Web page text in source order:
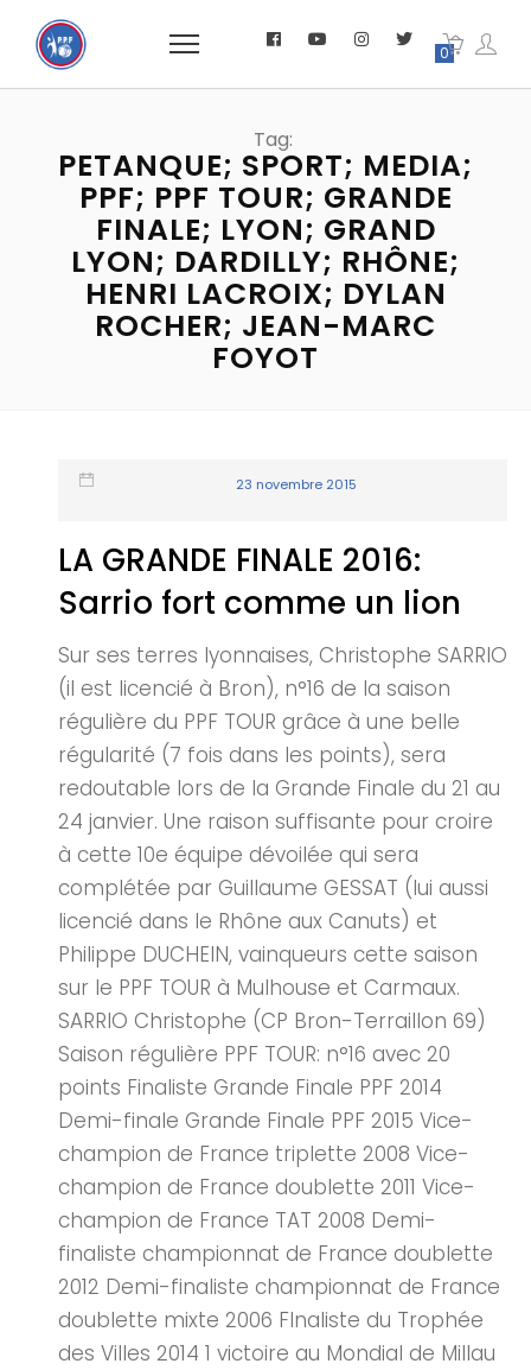
0
Tag:
PETANQUE; SPORT; MEDIA;
PPF; PPF TOUR; GRANDE
FINALE; LYON; GRAND
LYON; DARDILLY; RHÔNE;
HENRI LACROIX; DYLAN
ROCHER; JEAN-MARC
FOYOT
23 novembre 2015
LA GRANDE FINALE 2016:
Sarrio fort comme un lion
Sur ses terres lyonnaises, Christophe SARRIO
(il est licencié à Bron), n°16 de la saison
régulière du PPF TOUR grâce à une belle
régularité (7 fois dans les points), sera
redoutable lors de la Grande Finale du 21 au
24 janvier. Une raison suffisante pour croire
à cette 10e équipe dévoilée qui sera
complétée par Guillaume GESSAT (lui aussi
licencié dans le Rhône aux Canuts) et
Philippe DUCHEIN, vainqueurs cette saison
sur le PPF TOUR à Mulhouse et Carmaux.
SARRIO Christophe (CP Bron-Terraillon 69)
Saison régulière PPF TOUR: n°16 avec 20
points Finaliste Grande Finale PPF 2014
Demi-finale Grande Finale PPF 2015 Vice-
champion de France triplette 2008 Vice-
champion de France doublette 2011 Vice-
champion de France TAT 2008 Demi-
finaliste championnat de France doublette
2012 Demi-finaliste championnat de France
doublette mixte 2006 FInaliste du Trophée
des Villes 2014 1 victoire au Mondial de Millau